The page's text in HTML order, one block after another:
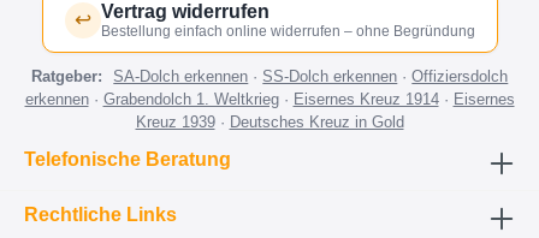
↩ Vertrag widerrufen
Bestellung einfach online widerrufen – ohne Begründung
Ratgeber: SA-Dolch erkennen ·SS-Dolch erkennen ·Offiziersdolch
erkennen· Grabendolch 1. Weltkrieg· Eisernes Kreuz 1914· Eisernes
Kreuz 1939· Deutsches Kreuz in Gold
Telefonische Beratung
Rechtliche Links